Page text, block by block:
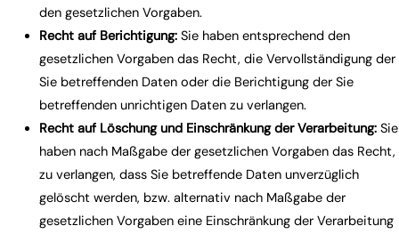
den gesetzlichen Vorgaben.
Recht auf Berichtigung:Sie haben entsprechend den
gesetzlichen Vorgaben das Recht, die Vervollständigung der
Sie betreffenden Daten oder die Berichtigung der Sie
betreffenden unrichtigen Daten zu verlangen.
Recht auf Löschung und Einschränkung der Verarbeitung:Sie
haben nach Maßgabe der gesetzlichen Vorgaben das Recht,
zu verlangen, dass Sie betreffende Daten unverzüglich
gelöscht werden, bzw. alternativ nach Maßgabe der
gesetzlichen Vorgaben eine Einschränkung der Verarbeitung